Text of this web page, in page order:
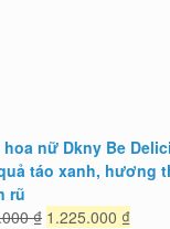
nữ Dkny Be
táo xanh, hương
rũ
₫ Giá
1.225.000 ₫Giá